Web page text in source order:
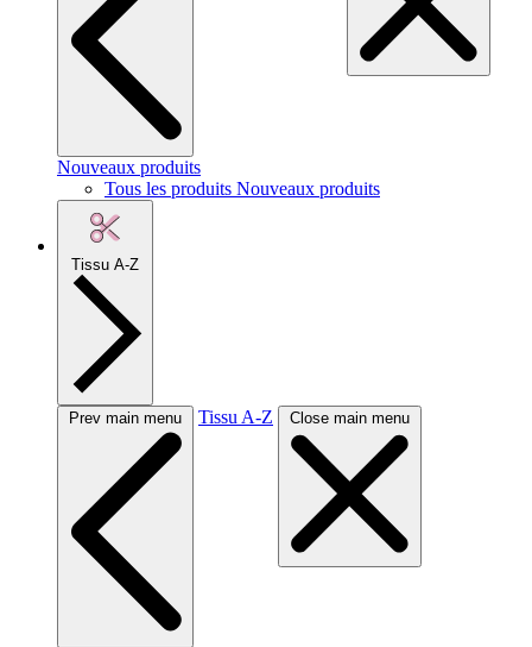
Nouveaux produits
Tous les produits Nouveaux produits
Tissu A-Z
Prev main menu Tissu A-Z Close main menu